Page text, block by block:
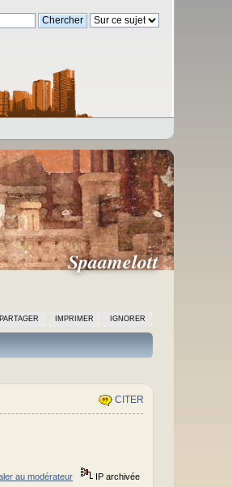
Spaamelott
PARTAGER IMPRIMER IGNORER
CITER
au modérateur IP archivée